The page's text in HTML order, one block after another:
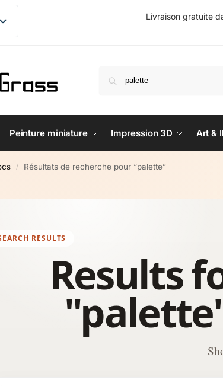
Livraison gratuite
Peinture miniature Impression 3D Art &
/ Résultats de recherche pour “palette”
RESULTS
Results